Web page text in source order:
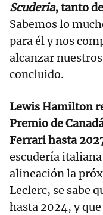
Scuderia, tanto
Sabemos lo
para él y nos
alcanzar
concluido.
Lewis Hamilton
Premio de
Ferrari hasta
escudería
alineación la
Leclerc, se sabe
hasta 2024, y